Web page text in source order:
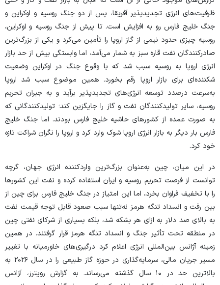
ظرفیت‌های انرژی تجدیدپذیر آفریقا، پس از دو جنگ روسیه و اوکراین و
جنگ خلیج فارس رو به افزایش است. تا پیش از جنگ روسیه و اوکراین،
روسیه چیزی حدود نیمی از گاز اروپا را تأمین می‌کرد و یکی از بزرگ‌ترین
صادرکنندگان نفت قاره سبز به شمار می‌آمد، اما وابستگی بیش از حد بازار
انرژی اروپا به روسیه سبب شد که با وقوع جنگ در اوکراین وضعیت
شکننده‌ای برای بازار اروپا رقم بخورد. همین موضوع سبب شد اروپا
به‌سرعت درصدد توسعه انرژی‌های تجدیدپذیر برآید و به جبران تحریم
روسیه، سایر تولیدکنندگان نفت و گاز را جایگزین کند؛ تولیدکنندگانی که
به صورت عمده از کشور‌های حاشیه خلیج فارس بودند. اما جنگ خلیج
فارس بار دیگر به بازار انرژی اروپا شوک وارد کرد و اروپا را نگران شراکت تازه
خود کرد.
در این میان، چین به‌عنوان بزرگ‌ترین واردکننده انرژی جهان، گرچه
توانست از فرصت تحریم روسیه و ایران استفاده کرده و نفت این کشور‌ها
را با تخفیف فراوان بخرد، اما این امتیاز در جنگ خلیج فارس برای چین از
بین رفت و انسداد تنگه هرمز نه‌تنها سبب صعود قابل توجه قیمت نفت
به بالای صد دلار به ازای هر بشکه شد، بلکه بسیاری از شرکای نفتی چین
در منطقه تحت تأثیر جنگ و انسداد تنگه هرمز قرار گرفتند. در همین
زمینه آژانس بین‌المللی انرژی اعلام کرد درگیری‌های خاورمیانه با تغییر
مسیر جریان مالی، سرمایه‌گذاری در حوزه گاز طبیعی را در سال ۲۰۲۶ به
بالاترین حد در ۱۰ سال گذشته می‌رساند. به گزارش رویترز، آژانس